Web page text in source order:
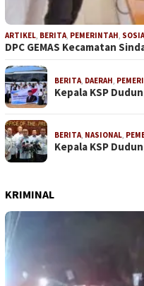
ARTIKEL, BERITA, PEMERINTAH,
DPC GEMAS Kecamatan
BERITA, DAERAH,
Kepala KSP
BERITA, NASIONAL,
Kepala KSP
KRIMINAL